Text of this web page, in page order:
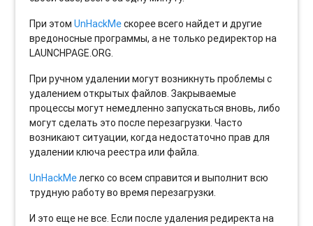
При этомUnHackMeскорее всего найдет и другие
вредоносные программы, а не только редиректор на
LAUNCHPAGE.ORG.
При ручном удалении могут возникнуть проблемы с
удалением открытых файлов. Закрываемые
процессы могут немедленно запускаться вновь, либо
могут сделать это после перезагрузки. Часто
возникают ситуации, когда недостаточно прав для
удалении ключа реестра или файла.
UnHackMeлегко со всем справится и выполнит всю
трудную работу во время перезагрузки.
И это еще не все. Если после удаления редиректа на